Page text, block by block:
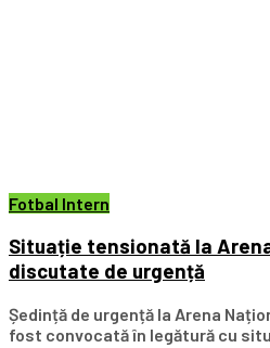
Fotbal Intern
Situație tensionată la
discutate de urgență
Ședință de urgență la Arena
fost convocată în legătură cu